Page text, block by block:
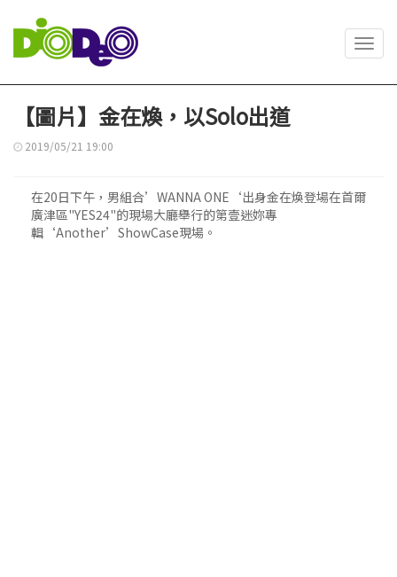
【圖片】金在煥，以Solo出道
2019/05/21 19:00
在20日下午，男組合’WANNA ONE‘出身金在煥登場在首爾
廣津區"YES24"的現場大廳舉行的第壹迷妳專
輯‘Another’ShowCase現場。